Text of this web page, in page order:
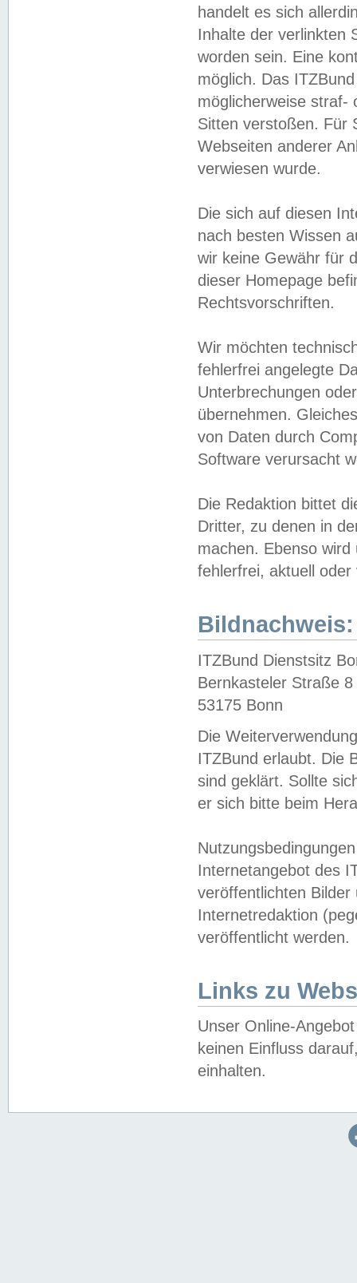
handelt es sich
Inhalte der verlinkten
worden sein. Eine
möglich. Das
möglicherweise straf-
Sitten verstoßen. Für
Webseiten anderer
verwiesen wurde.
Die sich auf diesen
nach besten Wissen
wir keine Gewähr für
dieser Homepage
Rechtsvorschriften.
Wir möchten
fehlerfrei angelegte
Unterbrechungen
übernehmen.
von Daten durch
Software verursacht
Die Redaktion bittet
Dritter, zu denen in
machen. Ebenso
fehlerfrei, aktuell oder
Bildnachweis:
ITZBund Dienstsitz
Bernkasteler Straße 8
53175 Bonn
Die
ITZBund erlaubt. Die
sind geklärt. Sollte
er sich bitte beim
Internetangebot des
veröffentlichten
Internetredaktion
veröffentlicht werden.
Links zu
Unser Online-
keinen Einfluss
einhalten.